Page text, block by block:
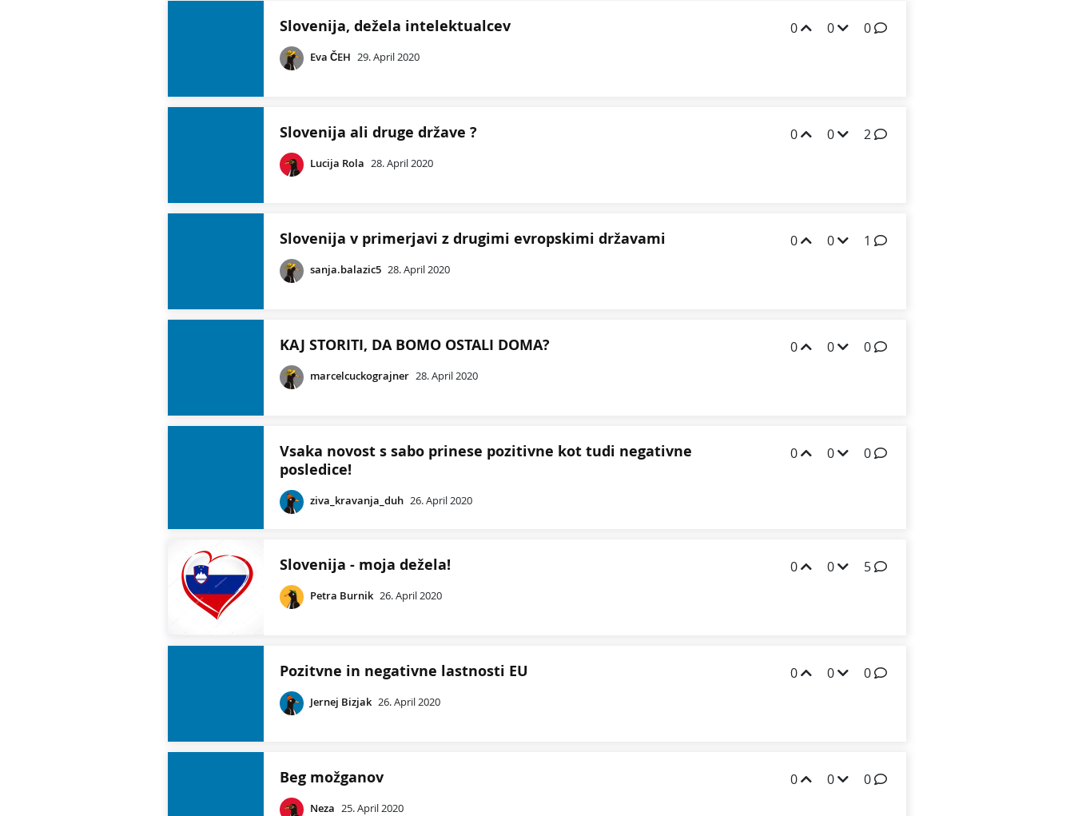
0 0 0
Slovenija, dežela intelektualcev
Eva ČEH 29. April 2020
0 0 2
Slovenija ali druge države ?
Lucija Rola 28. April 2020
0 0 1
Slovenija v primerjavi z drugimi evropskimi državami
sanja.balazic5 28. April 2020
0 0 0
KAJ STORITI, DA BOMO OSTALI DOMA?
marcelcuckograjner 28. April 2020
0 0 0
Vsaka novost s sabo prinese pozitivne kot tudi negativne
posledice!
ziva_kravanja_duh 26. April 2020
0 0 5
Slovenija - moja dežela!
Petra Burnik 26. April 2020
0 0 0
Pozitvne in negativne lastnosti EU
Jernej Bizjak 26. April 2020
0 0 0
Beg možganov
Neza 25. April 2020